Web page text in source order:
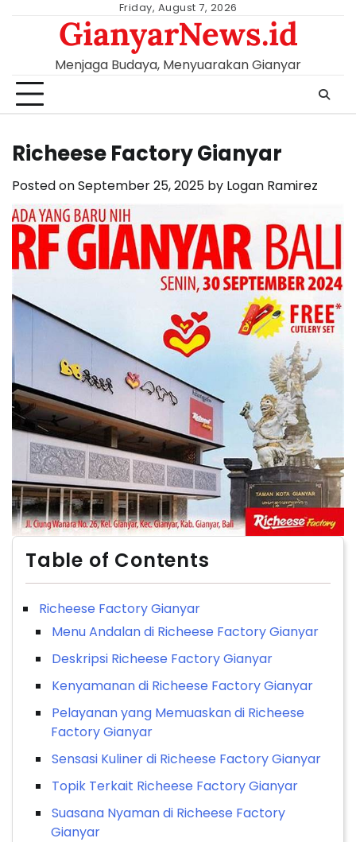
Friday, August 7, 2026
GianyarNews.id
Menjaga Budaya, Menyuarakan Gianyar
Richeese Factory Gianyar
Posted onSeptember 25, 2025 by Logan Ramirez
Table of Contents
Richeese Factory Gianyar
Menu Andalan di Richeese Factory Gianyar
Deskripsi Richeese Factory Gianyar
Kenyamanan di Richeese Factory Gianyar
Pelayanan yang Memuaskan di Richeese
Factory Gianyar
Sensasi Kuliner di Richeese Factory Gianyar
Topik Terkait Richeese Factory Gianyar
Suasana Nyaman di Richeese Factory
Gianyar